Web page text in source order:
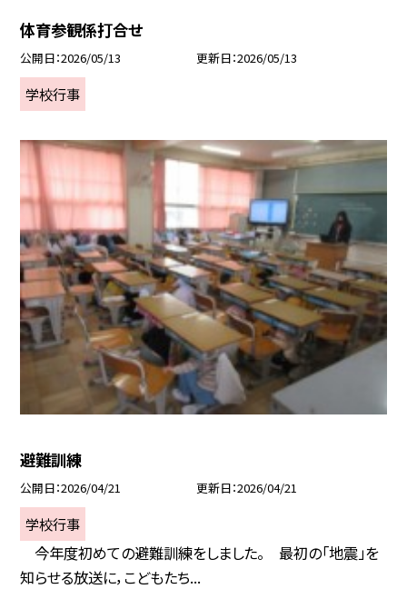
体育参観係打合せ
公開日 2026/05/13 更新日 2026/05/13
学校行事
避難訓練
公開日 2026/04/21 更新日 2026/04/21
学校行事
今年度初めての避難訓練をしました。 最初の「地震」を
知らせる放送に，こどもたち...